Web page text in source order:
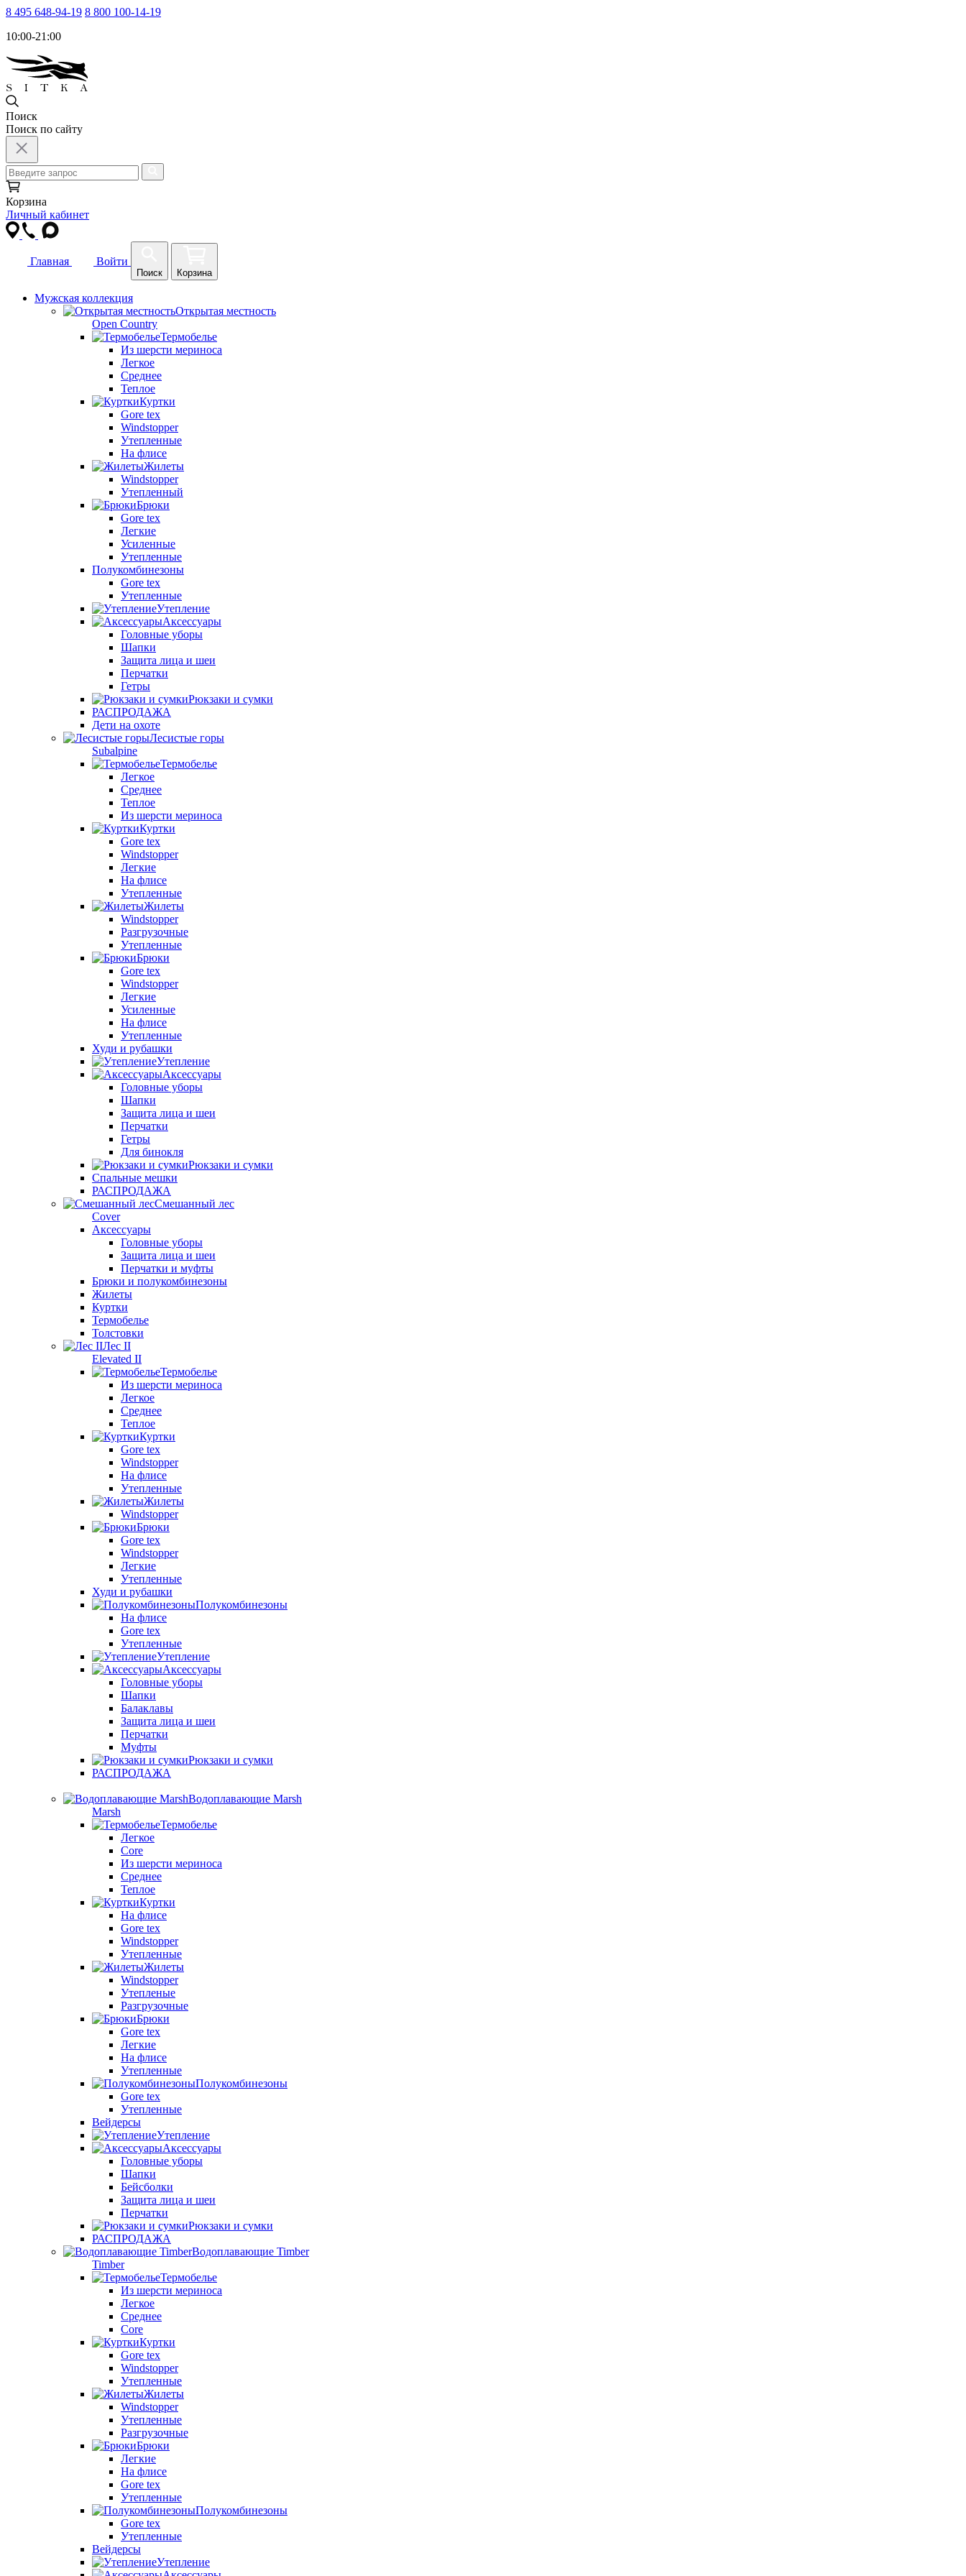
8 495 648-94-19 8 800 100-14-19
10:00-21:00
Поиск
Поиск по сайту
Корзина
Личный кабинет
Главная Войти
Поиск Корзина
Мужская коллекция
Открытая местность
Open Country
Термобелье
Из шерсти мериноса
Легкое
Среднее
Теплое
Куртки
Gore tex
Windstopper
Утепленные
На флисе
Жилеты
Windstopper
Утепленный
Брюки
Gore tex
Легкие
Усиленные
Утепленные
Полукомбинезоны
Gore tex
Утепленные
Утепление
Аксессуары
Головные уборы
Шапки
Защита лица и шеи
Перчатки
Гетры
Рюкзаки и сумки
РАСПРОДАЖА
Дети на охоте
Лесистые горы
Subalpine
Термобелье
Легкое
Среднее
Теплое
Из шерсти мериноса
Куртки
Gore tex
Windstopper
Легкие
На флисе
Утепленные
Жилеты
Windstopper
Разгрузочные
Утепленные
Брюки
Gore tex
Windstopper
Легкие
Усиленные
На флисе
Утепленные
Худи и рубашки
Утепление
Аксессуары
Головные уборы
Шапки
Защита лица и шеи
Перчатки
Гетры
Для бинокля
Рюкзаки и сумки
Спальные мешки
РАСПРОДАЖА
Смешанный лес
Cover
Аксессуары
Головные уборы
Защита лица и шеи
Перчатки и муфты
Брюки и полукомбинезоны
Жилеты
Куртки
Термобелье
Толстовки
Лес II
Elevated II
Термобелье
Из шерсти мериноса
Легкое
Среднее
Теплое
Куртки
Gore tex
Windstopper
На флисе
Утепленные
Жилеты
Windstopper
Брюки
Gore tex
Windstopper
Легкие
Утепленные
Худи и рубашки
Полукомбинезоны
На флисе
Gore tex
Утепленные
Утепление
Аксессуары
Головные уборы
Шапки
Балаклавы
Защита лица и шеи
Перчатки
Муфты
Рюкзаки и сумки
РАСПРОДАЖА
Водоплавающие Marsh
Marsh
Термобелье
Легкое
Core
Из шерсти мериноса
Среднее
Теплое
Куртки
На флисе
Gore tex
Windstopper
Утепленные
Жилеты
Windstopper
Утепленые
Разгрузочные
Брюки
Gore tex
Легкие
На флисе
Утепленные
Полукомбинезоны
Gore tex
Утепленные
Вейдерсы
Утепление
Аксессуары
Головные уборы
Шапки
Бейсболки
Защита лица и шеи
Перчатки
Рюкзаки и сумки
РАСПРОДАЖА
Водоплавающие Timber
Timber
Термобелье
Из шерсти мериноса
Легкое
Среднее
Core
Куртки
Gore tex
Windstopper
Утепленные
Жилеты
Windstopper
Утепленные
Разгрузочные
Брюки
Легкие
На флисе
Gore tex
Утепленные
Полукомбинезоны
Gore tex
Утепленные
Вейдерсы
Утепление